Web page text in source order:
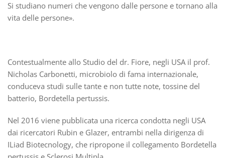
Si studiano numeri che vengono dalle persone e tornano alla
vita delle persone».
Contestualmente allo Studio del dr. Fiore, negli USA il prof.
Nicholas Carbonetti, microbiolo di fama internazionale,
conduceva studi sulle tante e non tutte note, tossine del
batterio, Bordetella pertussis.
Nel 2016 viene pubblicata una ricerca condotta negli USA
dai ricercatori Rubin e Glazer, entrambi nella dirigenza di
ILiad Biotecnology, che ripropone il collegamento Bordetella